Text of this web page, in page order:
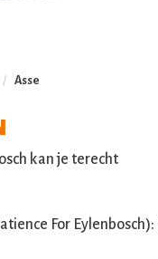
/ Asse
kan je terecht
For